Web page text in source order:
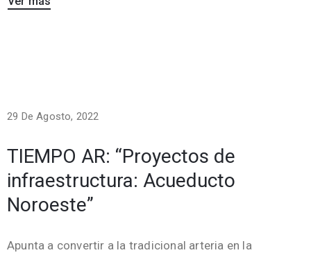
29 De Agosto, 2022
TIEMPO AR: “Proyectos de
infraestructura: Acueducto
Noroeste”
Apunta a convertir a la tradicional arteria en la